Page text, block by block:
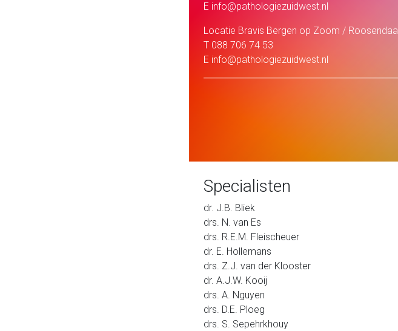
E info@pathologiezuidwest.nl
Locatie Bravis Bergen op Zoom / Roosendaal
T 088 706 74 53
E info@pathologiezuidwest.nl
Specialisten
dr. J.B. Bliek
drs. N. van Es
drs. R.E.M. Fleischeuer
dr. E. Hollemans
drs. Z.J. van der Klooster
dr. A.J.W. Kooij
drs. A. Nguyen
drs. D.E. Ploeg
drs. S. Sepehrkhouy